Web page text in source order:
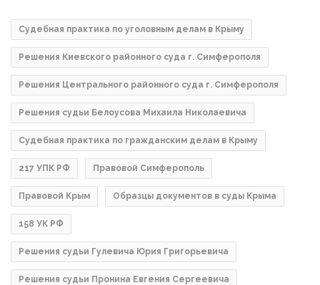
Судебная практика по уголовным делам в Крыму
Решения Киевского районного суда г. Симферополя
Решения Центрального районного суда г. Симферополя
Решения судьи Белоусова Михаила Николаевича
Судебная практика по гражданским делам в Крыму
217 УПК РФ Правовой Симферополь
Правовой Крым Образцы документов в суды Крыма
158 УК РФ
Решения судьи Гулевича Юрия Григорьевича
Решения судьи Пронина Евгения Сергеевича